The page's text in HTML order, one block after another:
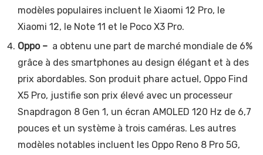
modèles populaires incluent le Xiaomi 12 Pro, le
Xiaomi 12, le Note 11 et le Poco X3 Pro.
Oppo – a obtenu une part de marché mondiale de 6%
grâce à des smartphones au design élégant et à des
prix abordables. Son produit phare actuel, Oppo Find
X5 Pro, justifie son prix élevé avec un processeur
Snapdragon 8 Gen 1, un écran AMOLED 120 Hz de 6,7
pouces et un système à trois caméras. Les autres
modèles notables incluent les Oppo Reno 8 Pro 5G,